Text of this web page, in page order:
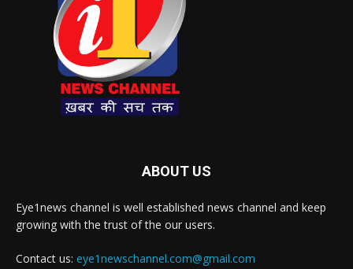
ABOUT US
Eye1news channel is well established news channel and keep
growing with the trust of the our users.
Contact us: eye1newschannel.com@gmail.com